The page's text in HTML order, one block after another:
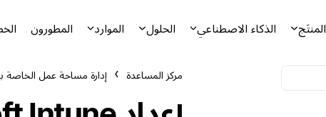
المنتَج الذكاء الاصطناعي الحلول الموارد المطورون
مركز المساعدة إدارة مساحة عمل الخاصة